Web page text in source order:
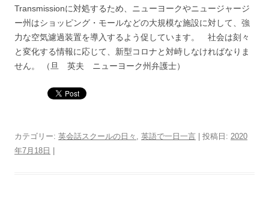
Transmissionに対処するため、ニューヨークやニュージャージ
ー州はショッピング・モールなどの大規模な施設に対して、強
力な空気濾過装置を導入するよう促しています。 社会は刻々
と変化する情報に応じて、新型コロナと対峙しなければなりま
せん。 （旦 英夫 ニューヨーク州弁護士）
カテゴリー: 英会話スクールの日々 , 英語で一日一言 | 投稿日: 2020
年7月18日